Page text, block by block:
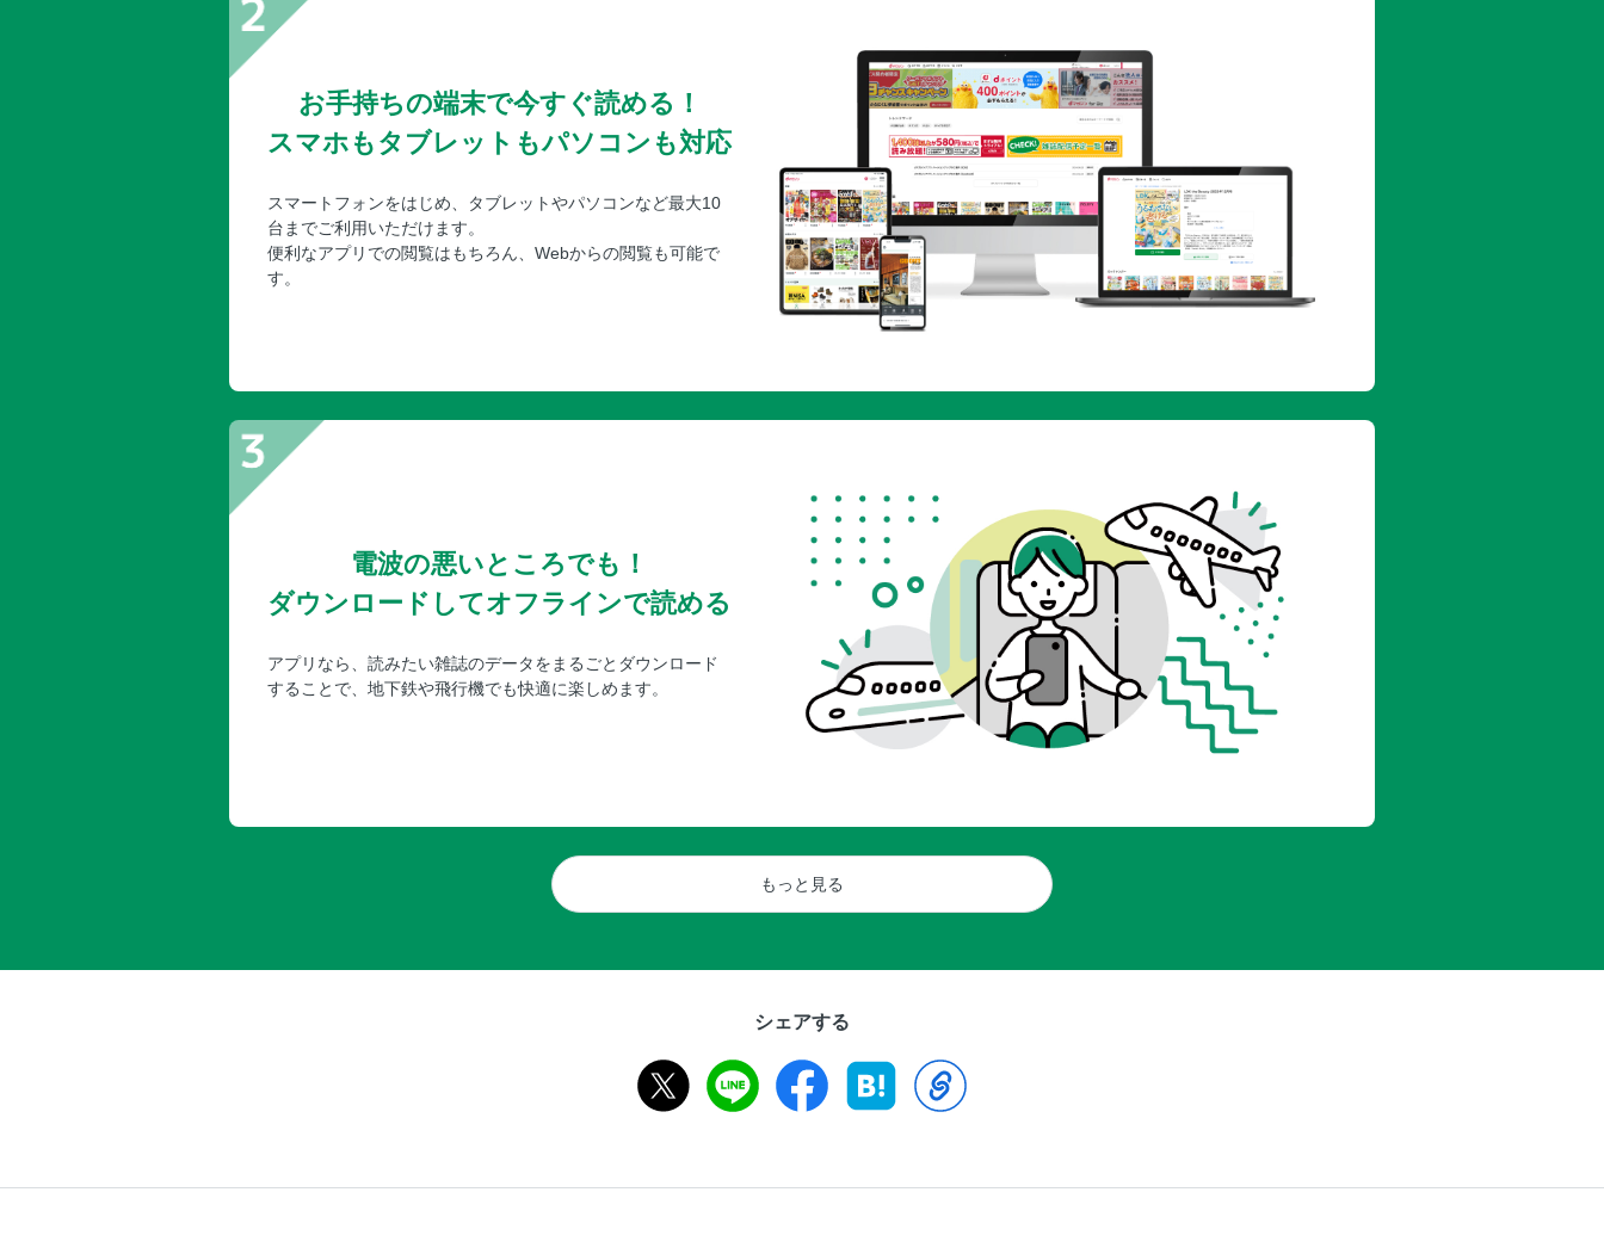
お手持ちの端末で今すぐ読める！
スマホもタブレットもパソコンも対応
スマートフォンをはじめ、タブレットやパソコンなど最大10
台までご利用いただけます。
便利なアプリでの閲覧はもちろん、Webからの閲覧も可能で
す。
電波の悪いところでも！
ダウンロードしてオフラインで読める
アプリなら、読みたい雑誌のデータをまるごとダウンロード
することで、地下鉄や飛行機でも快適に楽しめます。
もっと見る
シェアする